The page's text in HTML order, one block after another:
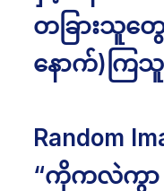
တခြားသူတွ
နောက်)ကြသူ
Random
“ကိုကလဲကွာ